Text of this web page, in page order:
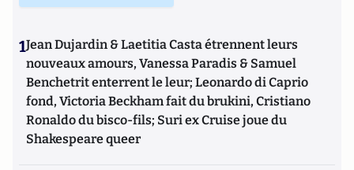
1Jean Dujardin & Laetitia Casta étrennent leurs
nouveaux amours, Vanessa Paradis & Samuel
Benchetrit enterrent le leur; Leonardo di Caprio
fond, Victoria Beckham fait du brukini, Cristiano
Ronaldo du bisco-fils; Suri ex Cruise joue du
Shakespeare queer